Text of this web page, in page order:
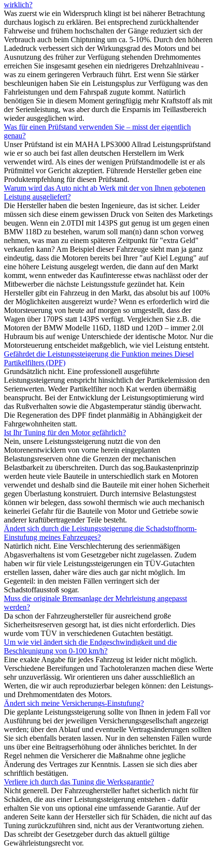
wirklich?
Was zuerst wie ein Widerspruch klingt ist bei näherer Betrachtung
durchaus logisch zu erklären. Bei entsprechend zurückhaltender
Fahrweise und frühem hochschalten der Gänge reduziert sich der
Verbrauch auch beim Chiptuning um ca. 5-10%. Durch den höheren
Ladedruck verbessert sich der Wirkungsgrad des Motors und bei
Ausnutzung des früher zur Verfügung stehenden Drehmomentes
erreichen Sie insgesamt gesehen ein niedrigeres Drehzahlniveau -
was zu einem geringeren Verbrauch führt. Erst wenn Sie stärker
beschleunigen haben Sie ein Leistungsplus zur Verfügung was den
Fahrleistungen und dem Fahrspaß zugute kommt. Natürlich
benötigen Sie in diesem Moment geringfügig mehr Kraftstoff als mit
der Serienleistung, was aber durch die Ersparnis im Teillastbereich
wieder ausgeglichen wird.
Was für einen Prüfstand verwenden Sie – misst der eigentlich
genau?
Unser Prüfstand ist ein MAHA LPS3000 Allrad Leistungsprüfstand
wie er so auch bei fast allen deutschen Herstellern im Werk
verwendet wird. Als eines der wenigen Prüfstandmodelle ist er als
Prüfmittel vor Gericht akzeptiert. Führende Hersteller geben eine
Produktempfehlung für diesen Prüfstand.
Warum wird das Auto nicht ab Werk mit der von Ihnen gebotenen
Leistung ausgeliefert?
Die Hersteller haben die besten Ingenieure, das ist sicher. Leider
müssen sich diese einem gewissen Druck von Seiten des Marketings
beugen. Wenn ein 2.0TDI mit 143PS gut genug ist um gegen einen
BMW 118D zu bestehen, warum soll man(n) dann schon vorweg
nehmen, was man zu einem späteren Zeitpunkt für "extra Geld"
verkaufen kann? Am Beispiel dieser Fahrzeuge sieht man ja ganz
eindeutig, dass die Motoren bereits bei Ihrer "auf Kiel Legung" auf
eine höhere Leistung ausgelegt werden, die dann auf den Markt
kommt, wenn entweder das Kaufinteresse etwas nachlässt oder der
Mitbewerber die nächste Leistungsstufe gezündet hat. Kein
Hersteller gibt ein Fahrzeug in den Markt, das absolut bis auf 100%
der Möglichkeiten ausgereizt wurde? Wenn es erforderlich wird die
Motorsteuerung von heute auf morgen so umgestellt, dass der
Wagen über 170PS statt 143PS verfügt. Vergleichen Sie z.B. die
Motoren der BMW Modelle 116D, 118D und 120D – immer 2.0l
Hubraum bis auf wenige Unterschiede der identische Motor. Nur die
Motorsteuerung entscheidet maßgeblich, wie viel Leistung entsteht.
Gefährdet die Leistungssteigerung die Funktion meines Diesel
Partikelfilters (DPF)
Grundsätzlich nicht. Eine professionell ausgeführte
Leistungssteigerung entspricht hinsichtlich der Partikelemission den
Serienwerten. Weder Partikelfilter noch Kat werden übermäßig
beansprucht. Bei der Entwicklung der Leistungsoptimierung wird
das Rußverhalten sowie die Abgastemperatur ständig überwacht.
Die Regeneration des DPF findet planmäßig in Abhängigkeit der
Fahrgewohnheiten statt.
Ist Ihr Tuning für den Motor gefährlich?
Nein, unsere Leistungssteigerung nutzt die von den
Motorenentwicklern von vorne herein eingeplanten
Belastungsreserven ohne die Grenzen der mechanischen
Belastbarkeit zu überschreiten. Durch das sog.Baukastenprinzip
werden heute viele Bauteile in unterschiedlich stark en Motoren
verwendet und deshalb sind die Bauteile mit einer hohen Sicherheit
gegen Überlastung konstruiert. Durch internsive Belastungstest
können wir belegen, dass sowohl thermisch wie auch mechanisch
keinerlei Gefahr für die Bauteile von Motor und Getriebe sowie
anderer kraftübertragender Teile besteht.
Ändert sich durch die Leistungssteigerung die Schadstoffnorm-
Einstufung meines Fahrzeuges?
Natürlich nicht. Eine Verschlechterung des serienmäßigen
Abgasverhaltens ist vom Gesetzgeber nicht zugelassen. Zudem
haben wir für viele Leistungssteigerungen ein TÜV-Gutachten
erstellen lassen, daher wäre dies auch gar nicht möglich. Im
Gegenteil: in den meisten Fällen verringert sich der
Schadstoffausstoß sogar.
Muss die originale Bremsanlage der Mehrleistung angepasst
werden?
Da schon der Fahrzeughersteller für ausreichend große
Sicherheitsreserven gesorgt hat, ist dies nicht erforderlich. Dies
wurde vom TÜV in verschiedenen Gutachten bestätigt.
Um wie viel ändert sich die Endgeschwindigkeit und die
Beschleunigung von 0-100 km/h?
Eine exakte Angabe für jedes Fahrzeug ist leider nicht möglich.
Verschiedene Bereifungen und Tachotoleranzen machen diese Werte
sehr unzuverlässig. Wir orientieren uns daher ausschließlich an
Werten, die wir auch reproduzierbar belegen können: den Leistungs-
und Drehmomentdaten des Motors.
Ändert sich meine Versicherungs-Einstufung?
Die geplante Leistungssteigerung sollte von Ihnen in jedem Fall vor
Ausführung bei der jeweiligen Versicherungsgesellschaft angezeigt
werden; über den Ablauf und eventuelle Vertragsänderungen sollten
Sie sich ebenfalls beraten lassen. Nur in den seltensten Fällen wurde
uns über eine Beitragserhöhung oder ähnliches berichtet. In der
Regel nehmen die Versicherer die Maßnahme ohne jegliche
Änderung des Vertrages zur Kenntnis. Lassen sie sich dies aber
schriftlich bestätigen.
Verliere ich durch das Tuning die Werksgarantie?
Nicht generell. Der Fahrzeughersteller haftet sicherlich nicht für
Schäden, die aus einer Leistungssteigerung entstehen - dafür
erhalten Sie von uns optional eine umfassende Garantie. Auf der
anderen Seite kann der Hersteller sich für Schäden, die nicht auf das
Tuning zurückzuführen sind, nicht aus der Verantwortung ziehen.
Das schreibt der Gesetzgeber durch das aktuell gültige
Gewährleistungsrecht vor.